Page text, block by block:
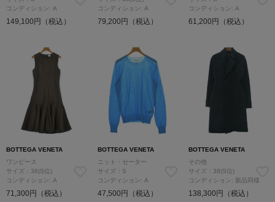
コンディション: A
149,100円（税込）
コンディション: A
79,200円（税込）
コンディション: A
61,200円（税込）
BOTTEGA VENETA
ワンピース
サイズ：38(S位)
コンディション: A
71,300円（税込）
BOTTEGA VENETA
ニット・セーター
サイズ：S
コンディション: A
47,500円（税込）
BOTTEGA VENETA
その他
サイズ：38(S位)
コンディション: 新品同様
138,300円（税込）